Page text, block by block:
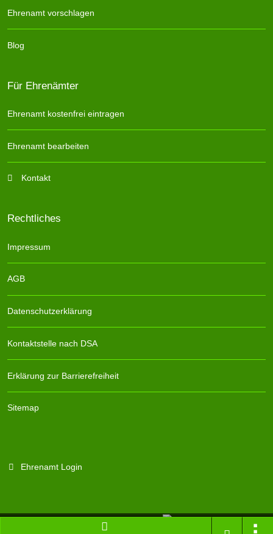
Ehrenamt vorschlagen
Blog
Für Ehrenämter
Ehrenamt kostenfrei eintragen
Ehrenamt bearbeiten
Kontakt
Rechtliches
Impressum
AGB
Datenschutzerklärung
Kontaktstelle nach DSA
Erklärung zur Barrierefreiheit
Sitemap
Ehrenamt Login
Branchenportal Software made in Germany